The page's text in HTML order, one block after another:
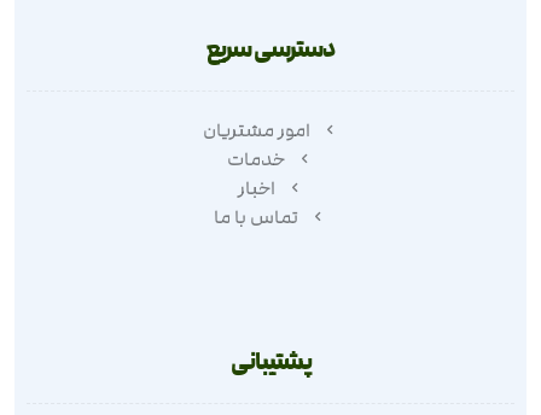
دسترسی سریع
امور مشتریان
خدمات
اخبار
تماس با ما
پشتیبانی